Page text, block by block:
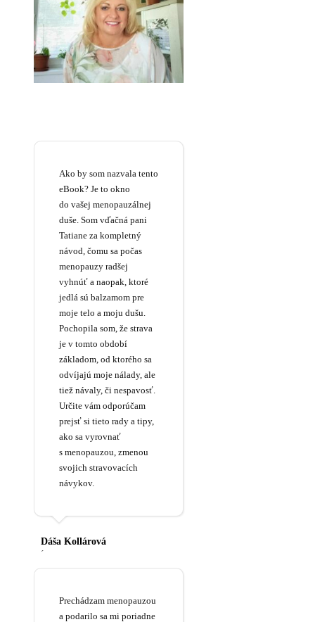
Ako by som nazvala tento
eBook? Je to okno
do vašej menopauzálnej
duše. Som vďačná pani
Tatiane za kompletný
návod, čomu sa počas
menopauzy radšej
vyhnúť a naopak, ktoré
jedlá sú balzamom pre
moje telo a moju dušu.
Pochopila som, že strava
je v tomto období
základom, od ktorého sa
odvíjajú moje nálady, ale
tiež návaly, či nespavosť.
Určite vám odporúčam
prejsť si tieto rady a tipy,
ako sa vyrovnať
s menopauzou, zmenou
svojich stravovacích
návykov.
Dáša Kollárová
´
Prechádzam menopauzou
a podarilo sa mi poriadne